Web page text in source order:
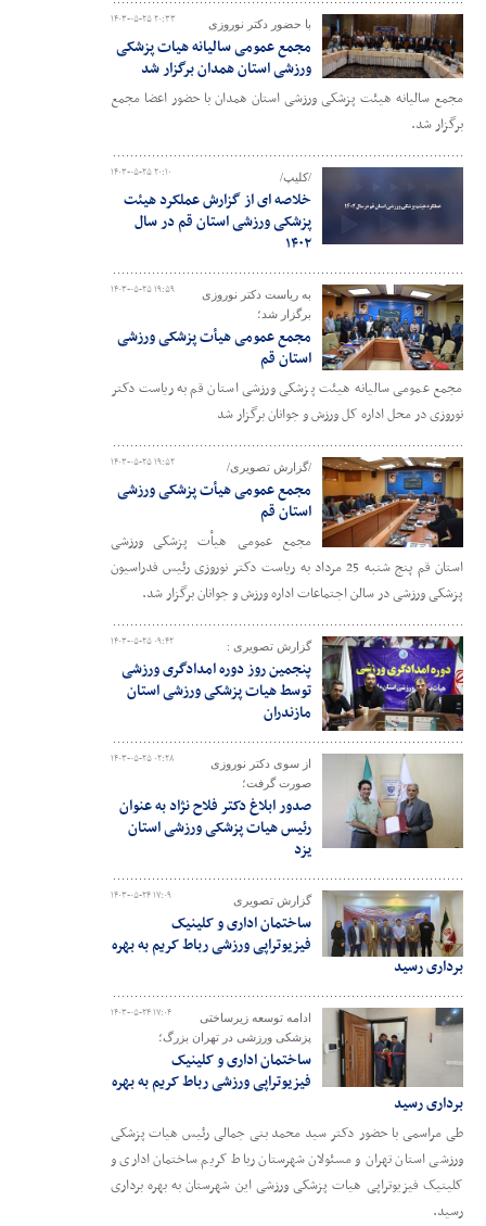
۱۴۰۳-۰۵-۲۵ ۲۰:۳۳ با حضور دکتر نوروزی
مجمع عمومی سالیانه هیات پزشکی
ورزشی استان همدان برگزار شد
مجمع سالیانه هیئت پزشکی ورزشی استان همدان با حضور اعضا مجمع
برگزار شد.
۱۴۰۳-۰۵-۲۵ ۲۰:۱۰ /کلیپ/
خلاصه ای از گزارش عملکرد هیئت
پزشکی ورزشی استان قم در سال
۱۴۰۲
۱۴۰۳-۰۵-۲۵ ۱۹:۵۹
به ریاست دکتر نوروزی
برگزار شد؛
مجمع عمومی هیأت پزشکی ورزشی
استان قم
مجمع عمومی سالیانه هیئت پزشکی ورزشی استان قم به ریاست دکتر
نوروزی در محل اداره کل ورزش و جوانان برگزار شد
۱۴۰۳-۰۵-۲۵ ۱۹:۵۲ /گزارش تصویری/
مجمع عمومی هیأت پزشکی ورزشی
استان قم
مجمع عمومی هیأت پزشکی ورزشی
استان قم پنج شنبه 25 مرداد به ریاست دکتر نوروزی رئیس فدراسیون
پزشکی ورزشی در سالن اجتماعات اداره ورزش و جوانان برگزار شد.
۱۴۰۳-۰۵-۲۵ ۰۹:۴۲ گزارش تصویری :
پنجمین روز دوره امدادگری ورزشی
توسط هیات پزشکی ورزشی استان
مازندران
۱۴۰۳-۰۵-۲۵ ۰۲:۲۸
از سوی دکتر نوروزی
صورت گرفت؛
صدور ابلاغ دکتر فلاح نژاد به عنوان
رئیس هیات پزشکی ورزشی استان
یزد
۱۴۰۳-۰۵-۲۴ ۱۷:۰۹ گزارش تصویری
ساختمان اداری و کلینیک
فیزیوتراپی ورزشی رباط کریم به بهره
برداری رسید
۱۴۰۳-۰۵-۲۴ ۱۷:۰۴
ادامه توسعه زیرساختی
پزشکی ورزشی در تهران بزرگ؛
ساختمان اداری و کلینیک
فیزیوتراپی ورزشی رباط کریم به بهره
برداری رسید
طی مراسمی با حضور دکتر سید محمد بنی جمالی رئیس هیات پزشکی
ورزشی استان تهران و مسئولان شهرستان رباط کریم ساختمان اداری و
کلینیک فیزیوتراپی هیات پزشکی ورزشی این شهرستان به بهره برداری
رسید.